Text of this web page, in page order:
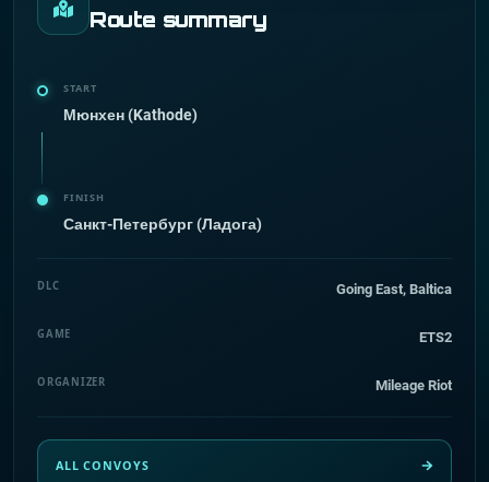
Route summary
START
Мюнхен (Kathode)
FINISH
Санкт-Петербург (Ладога)
DLC Going East, Baltica
GAME ETS2
ORGANIZER Mileage Riot
ALL CONVOYS